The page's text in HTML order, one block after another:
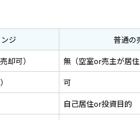
ジ
普通の
却可）
無（空室or売主が居住
可
自己居住or投資目的